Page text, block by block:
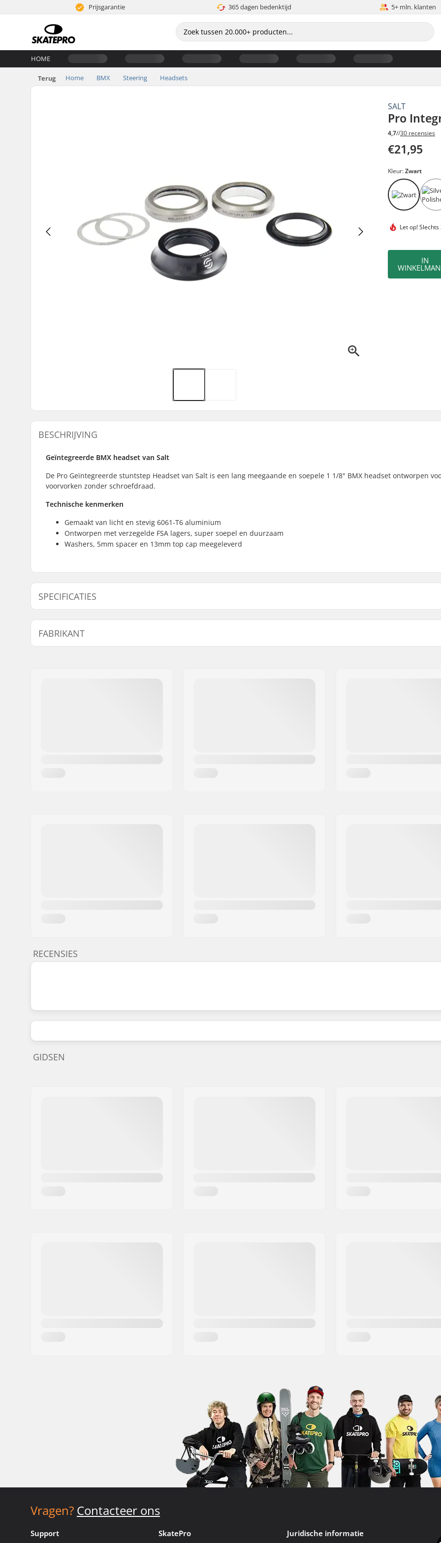
Prijsgarantie 365 dagen bedenktijd 5+ mln. klanten
HOME
Terug Home BMX Steering Headsets
SALT
Pro
4,7//30 recensies
€21,95
Kleur:Zwart
Let op!
IN
BESCHRIJVING
Geïntegreerde BMX headset van Salt
De Pro Geïntegreerde stuntstep Headset van Salt is een lang meegaande en soepele 1 1/8" BMX headset ontworpen
voorvorken zonder schroefdraad.
Technische kenmerken
Gemaakt van licht en stevig 6061-T6 aluminium
Ontworpen met verzegelde FSA lagers, super soepel en duurzaam
Washers, 5mm spacer en 13mm top cap meegeleverd
SPECIFICATIES
Headsettype:
Integrated 1 1/8"
Stuurbuis maat:
Compatibel met:
Voorvorken zonder schroefdraad
Gewicht:
C-ring:
FABRIKANT
RECENSIES
GIDSEN
Vragen? Contacteer ons
Support SkatePro Juridische informatie